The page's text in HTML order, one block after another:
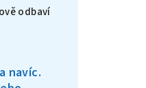
odbaví
navíc.